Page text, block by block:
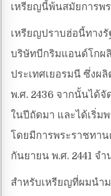
เหรียญนี้พ้นสมัยการพ
เหรียญปราบฮ่อนี้ทางรั
บริษัทบีกริมแอนด์โกผ
ประเทศเยอรมนี ซึ่งผ
พ.ศ. 2436 จากนั้นได้จั
ในปีถัดมา และได้เริ่ม
โดยมีการพระราชทาน
กันยายน พ.ศ. 2441 จ
สำหรับเหรียญที่ผมนำ